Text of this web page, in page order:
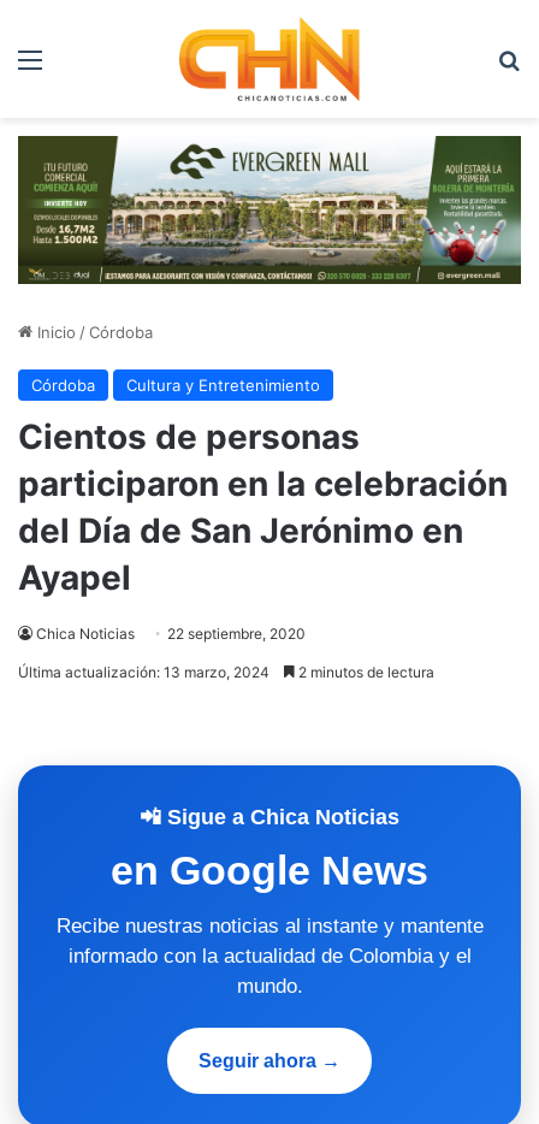
Menú
Inicio /Córdoba
Córdoba Cultura y Entretenimiento
Cientos de personas
participaron en la celebración
del Día de San Jerónimo en
Ayapel
Chica Noticias 22 septiembre, 2020
Última actualización: 13 marzo, 2024 2 minutos de lectura
📲 Sigue a Chica Noticias
en Google News
Recibe nuestras noticias al instante y mantente
informado con la actualidad de Colombia y el
mundo.
Seguir ahora →